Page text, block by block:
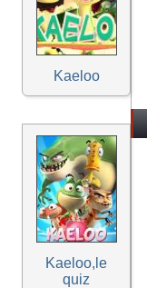
Kaeloo
Kaeloo,le
quiz